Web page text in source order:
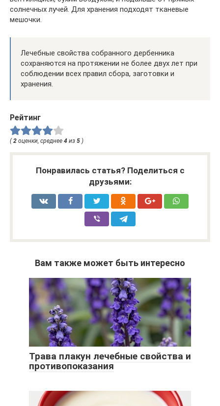
солнечных лучей. Для хранения подходят тканевые
мешочки.
Лечебные свойства собранного дербенника
сохраняются на протяжении не более двух лет при
соблюдении всех правил сбора, заготовки и
хранения.
Рейтинг
(2 оценки, среднее 4 из 5 )
Понравилась статья? Поделиться с
друзьями:
Вам также может быть интересно
Трава плакун лечебные свойства и
противопоказания